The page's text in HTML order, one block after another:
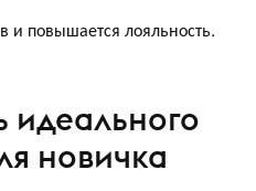
и повышается лояльность.
идеального
новичка